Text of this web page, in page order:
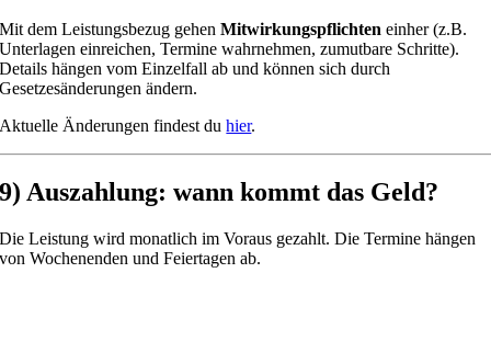
Mit dem Leistungsbezug gehenMitwirkungspflichten einher (z.B.
Unterlagen einreichen, Termine wahrnehmen, zumutbare Schritte).
Details hängen vom Einzelfall ab und können sich durch
Gesetzesänderungen ändern.
Aktuelle Änderungen findest duhier.
9) Auszahlung: wann kommt das Geld?
Die Leistung wird monatlich im Voraus gezahlt. Die Termine hängen
von Wochenenden und Feiertagen ab.